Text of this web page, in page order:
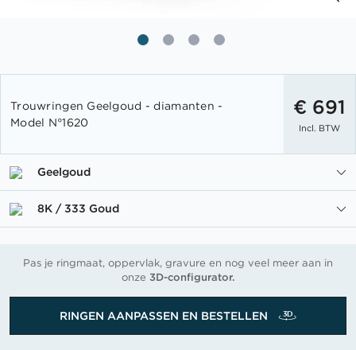
het
begin
de
afbeeldingen-
Trouwringen Geelgoud - diamanten -
Model N°1620
€ 691
Incl. BTW
Geelgoud
8K / 333 Goud
Pas je ringmaat, oppervlak, gravure en nog veel meer aan in
onze 3D-configurator.
RINGEN AANPASSEN EN BESTELLEN